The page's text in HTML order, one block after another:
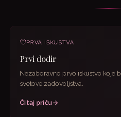
PRVA ISKUSTVA
Prvi dodir
Nezaboravno prvo iskustvo koje
svetove zadovoljstva.
Čitaj priču